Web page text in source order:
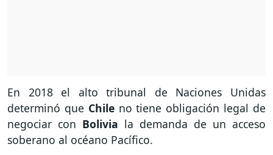
En 2018 el alto tribunal de Naciones Unidas
determinó que Chile no tiene obligación legal de
negociar con Bolivia la demanda de un acceso
soberano al océano Pacífico.